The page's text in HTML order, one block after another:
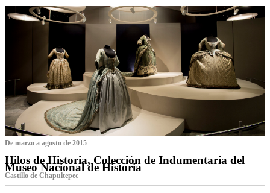
De marzo a agosto de 2015
Hilos de Historia, Colección de Indumentaria del
Museo Nacional de Historia
Castillo de Chapultepec